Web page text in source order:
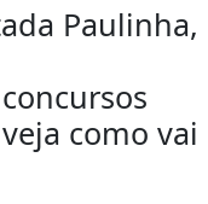
Paulinha,
como vai